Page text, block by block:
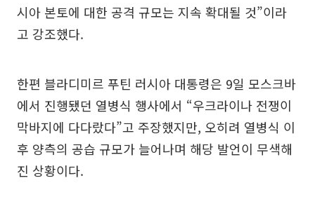
시아 본토에 대한 공격 규모는 지속 확대될 것”이라
고 강조했다.
한편 블라디미르 푸틴 러시아 대통령은 9일 모스크바
에서 진행됐던 열병식 행사에서 “우크라이나 전쟁이
막바지에 다다랐다”고 주장했지만, 오히려 열병식 이
후 양측의 공습 규모가 늘어나며 해당 발언이 무색해
진 상황이다.